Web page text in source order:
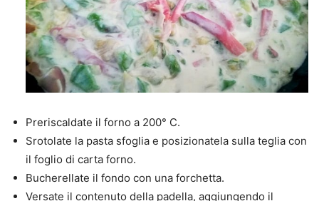
Preriscaldate il forno a 200° C.
Srotolate la pasta sfoglia e posizionatela sulla teglia con
il foglio di carta forno.
Bucherellate il fondo con una forchetta.
Versate il contenuto della padella, aggiungendo il